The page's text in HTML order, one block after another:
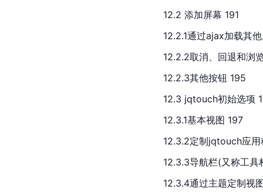
12.2 添加屏幕 191
12.2.1通过ajax加载其
12.2.2取消、回退和浏
12.2.3其他按钮 195
12.3 jqtouch初始选项
12.3.1基本视图 197
12.3.2定制jqtouch应用
12.3.3导航栏(又称工具
12.3.4通过主题定制视